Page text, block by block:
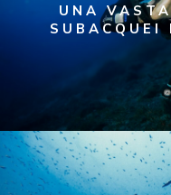
UNA